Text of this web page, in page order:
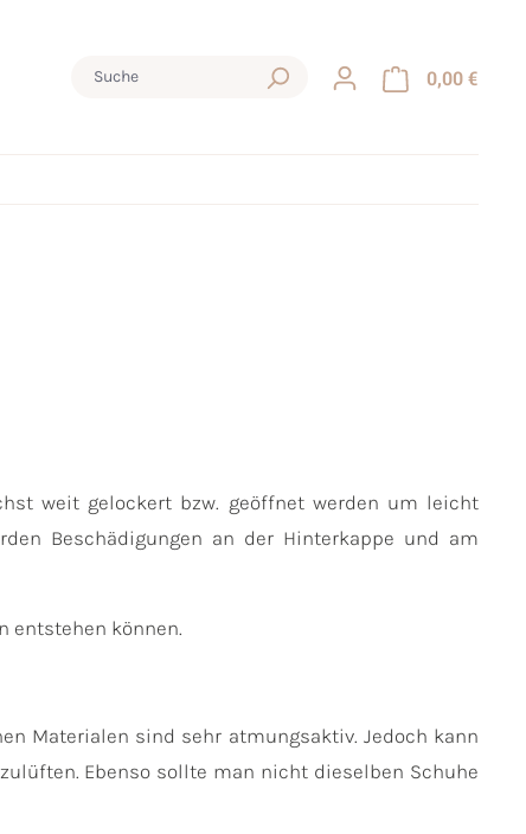
0,00 €
weit gelockert bzw. geöffnet werden um leicht
Beschädigungen an der Hinterkappe und am
entstehen können.
Materialen sind sehr atmungsaktiv. Jedoch kann
Ebenso sollte man nicht dieselben Schuhe